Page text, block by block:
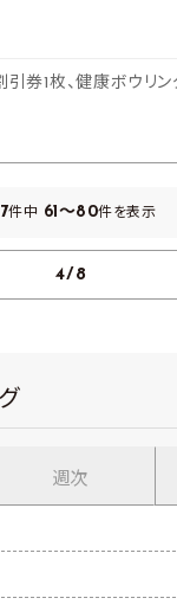
券1枚、健康ボウリン
件中 61～80件を表示
4/8
週次